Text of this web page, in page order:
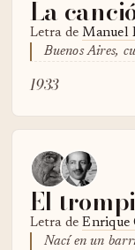
La
Letra deManuel
Buenos Aires,
1933
El
Letra deEnrique
Nací en un